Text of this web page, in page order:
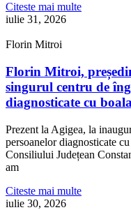
Citeste mai multe
iulie 31, 2026
Florin Mitroi
Florin Mitroi,
singurul centru de
diagnosticate cu
Prezent la Agigea, la
persoanelor diagnosticate
Consiliului Județean
am
Citeste mai multe
iulie 30, 2026